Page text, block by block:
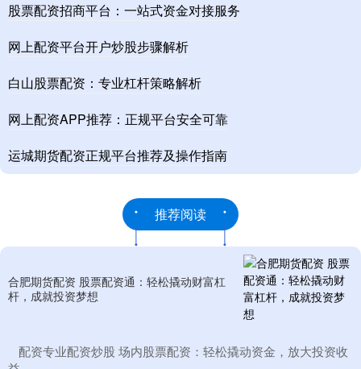
股票配资招商平台：一站式资金对接服务
网上配资平台开户炒股步骤解析
白山股票配资：专业杠杆策略解析
网上配资APP推荐：正规平台安全可靠
运城期货配资正规平台推荐及操作指南
推荐阅读
合肥期货配资 股票配资通：轻松撬动财富杠
杆，成就投资梦想
​配资专业配资炒股 场内股票配资：轻松撬动资金，放大投资收